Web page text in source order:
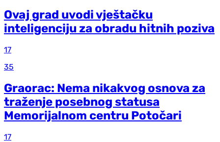
Ovaj grad uvodi vještačku
inteligenciju za obradu hitnih poziva
17
35
Graorac: Nema nikakvog osnova za
traženje posebnog statusa
Memorijalnom centru Potočari
17